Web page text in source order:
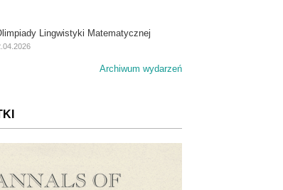
Lingwistyki Matematycznej
Archiwum wydarzeń